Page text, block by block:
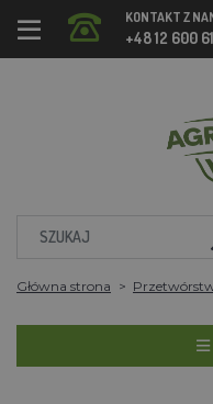
KONTAKT Z
+48 12 600
Główna strona